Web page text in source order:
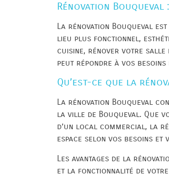
Rénovation Bouqueval
La rénovation Bouqueval
lieu plus fonctionnel,
cuisine, rénover votre salle
peut répondre à vos
Qu’est-ce que la
La rénovation Bouqueval
la ville de Bouqueval. Que
d’un local commercial, la
espace selon vos besoins et
Les avantages de la
et la fonctionnalité de votre